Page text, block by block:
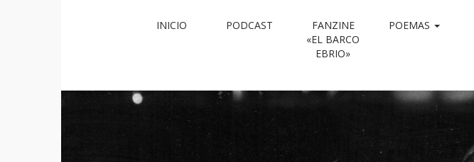
m
u
o
n
INICIO PODCAST
FANZINE
«EL BARCO
EBRIO»
POEMAS